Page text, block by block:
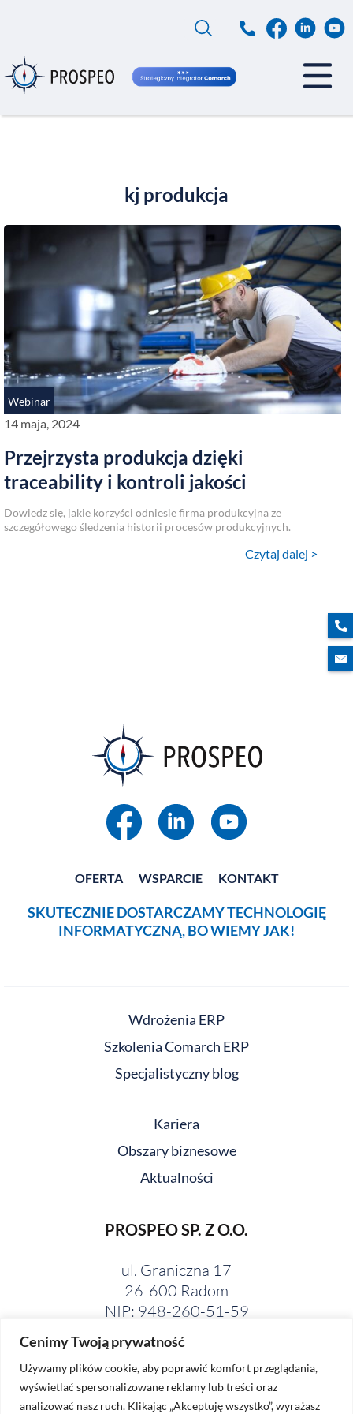
Cenimy Twoją prywatność
Używamy plików cookie, aby poprawić komfort przeglądania,
wyświetlać spersonalizowane reklamy lub treści oraz
analizować nasz ruch. Klikając „Akceptuję wszystko”, wyrażasz
kj produkcja
Webinar
14 maja, 2024
Przejrzysta produkcja dzięki
traceability i kontroli jakości
Dowiedz się, jakie korzyści odniesie firma produkcyjna ze
szczegółowego śledzenia historii procesów produkcyjnych.
Czytaj dalej >
OFERTA WSPARCIE KONTAKT
SKUTECZNIE DOSTARCZAMY TECHNOLOGIĘ
INFORMATYCZNĄ, BO WIEMY JAK!
PROSPEO SP. Z O.O.
ul. Graniczna 17
26-600 Radom
NIP: 948-260-51-59
Wdrożenia ERP
Szkolenia Comarch ERP
Specjalistyczny blog
Kariera
Obszary biznesowe
Aktualności